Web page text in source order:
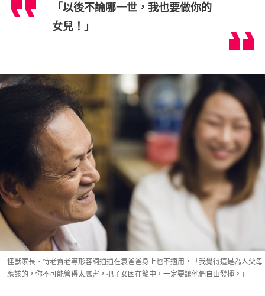
「以後不論哪一世，我也要做你的
女兒！」
怪獸家長、恃老賣老等形容詞通通在袁爸爸身上也不適用，「我覺得這是為人父母
應該的，你不可能管得太厲害，把子女困在籠中，一定要讓他們自由發揮。」